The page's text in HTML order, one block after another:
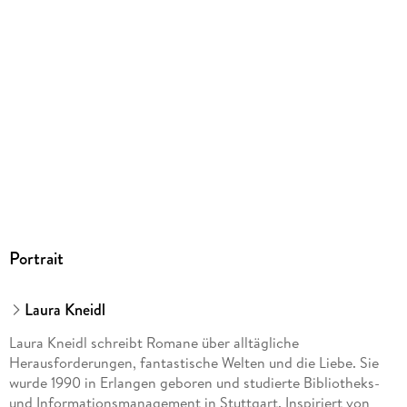
Portrait
Laura Kneidl
Laura Kneidl schreibt Romane über alltägliche
Herausforderungen, fantastische Welten und die Liebe. Sie
wurde 1990 in Erlangen geboren und studierte Bibliotheks-
und Informationsmanagement in Stuttgart. Inspiriert von